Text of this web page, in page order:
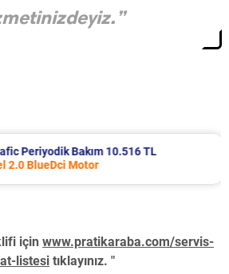
Periyodik Bakım 10.516 TL
BlueDci Motor
için www.pratikaraba.com/servis-
listesi tıklayınız. "